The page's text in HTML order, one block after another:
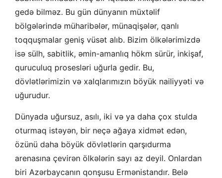
gedə bilməz. Bu gün dünyanın müxtəlif
bölgələrində müharibələr, münaqişələr, qanlı
toqquşmalar geniş vüsət alıb. Bizim ölkələrimizdə
isə sülh, sabitlik, əmin-amanlıq hökm sürür, inkişaf,
quruculuq prosesləri uğurla gedir. Bu,
dövlətlərimizin və xalqlarımızın böyük nailiyyəti və
uğurudur.
Dünyada uğursuz, asılı, iki və ya daha çox stulda
oturmaq istəyən, bir neçə ağaya xidmət edən,
özünü daha böyük dövlətlərin qarşıdurma
arenasına çevirən ölkələrin sayı az deyil. Onlardan
biri Azərbaycanın qonşusu Ermənistandır. Belə